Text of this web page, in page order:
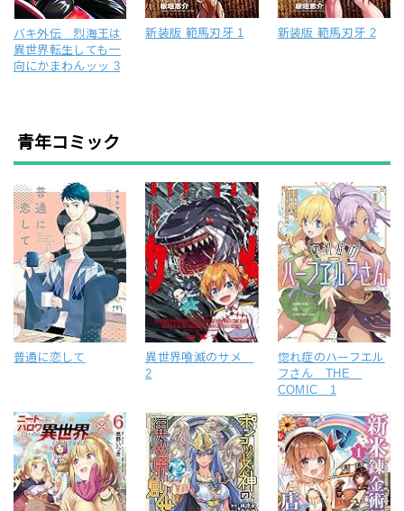
バキ外伝 烈海王は
異世界転生しても一
向にかまわんッッ 3
新装版 範馬刃牙 1 新装版 範馬刃牙 2
青年コミック
普通に恋して
異世界喰滅のサメ
2
惚れ症のハーフエル
フさん THE
COMIC 1